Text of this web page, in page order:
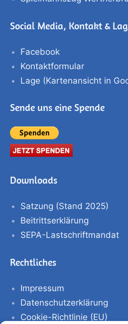
Social Media, Kontakt &
Facebook
Kontaktformular
Lage (Kartenansicht in
Sende uns eine Spende
Downloads
Satzung (Stand 2025)
Beitrittserklärung
SEPA-Lastschriftmandat
Rechtliches
Impressum
Datenschutzerklärung
Cookie-Richtlinie (EU)